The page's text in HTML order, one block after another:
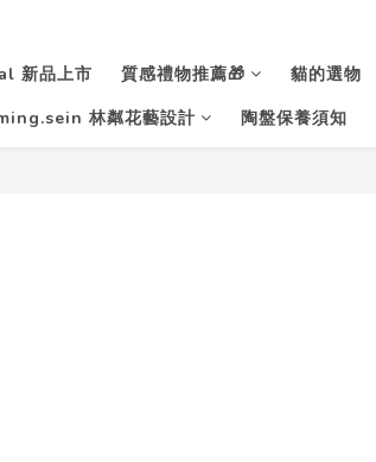
新品上市 質感禮物推薦🎁 貓的選物
林粼花藝設計
陶盤保養須知